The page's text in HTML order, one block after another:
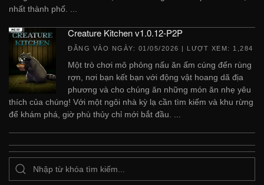
nhất thành phố. ...
Creature Kitchen v1.0.12-P2P
ĐĂNG VÀO NGÀY: 01/05/2026 | LƯỢT XEM: 1,284
Một trò chơi mô phỏng nấu ăn ấm cúng đến rùng
rợn, nơi bạn kết bạn với động vật hoang dã địa
phương và cho chúng ăn những món ăn nhẹ yêu
thích của chúng! Với một ngôi nhà kỳ lạ cần tìm kiếm và khu rừng
để khám phá, giờ phù thủy chỉ mới bắt đầu. ...